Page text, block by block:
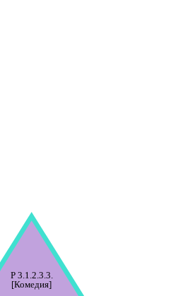
P 3.1.2.3.3.
[Комедия]